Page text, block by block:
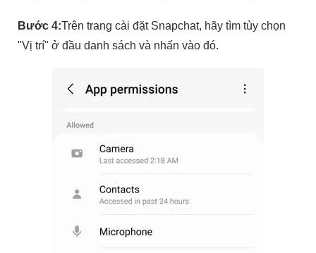
Bước 4:Trên trang cài đặt Snapchat, hãy tìm tùy chọn
"Vị trí" ở đầu danh sách và nhấn vào đó.